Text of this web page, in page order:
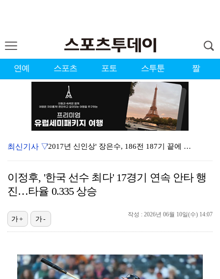
연예 스포츠 포토 스투툰 짤
'2017년 신인상' 장은수, 186전 187기 끝에 …
'이런 엿같은 사랑' 정해인, 츄리닝 비주얼도 완벽 "…
'결혼의 완성' 남궁민→이설, 굿바이 인사 "마지막까지…
스윙스, 배우 도전하더니 마동석과 투샷 "마침내 만났다…
'런닝맨' 홍진호, 안검하수 재수술+요요 온 근황 "주…
최신기사 ▽
이정후, '한국 선수 최다' 17경기 연속 안타 행
진…타율 0.335 상승
작성 : 2026년 06월 10일(수) 14:07
가+ 가-